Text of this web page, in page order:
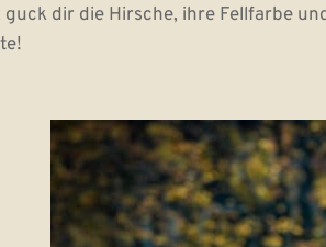
dir die Hirsche, ihre Fellfarbe